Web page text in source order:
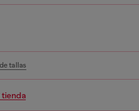
tallas
tienda